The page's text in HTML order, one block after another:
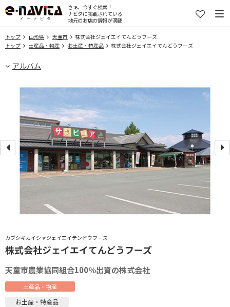
さぁ、今すぐ検索！
ナビタに掲載されている
地元のお店の情報が満載！
トップ 山形県 天童市
株式会社ジェイエイてんどうフーズ
トップ
土産品・物産 お土産・特産品 株式会社ジェイエイてんどうフーズ
アルバム
カブシキカイシャジェイエイテンドウフーズ
株式会社ジェイエイてんどうフーズ
天童市農業協同組合100％出資の株式会社
土産品・物産
お土産・特産品